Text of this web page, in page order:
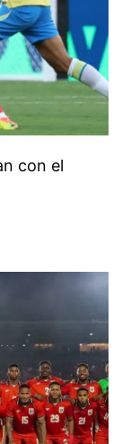
con el